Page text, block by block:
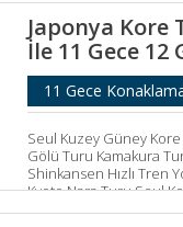
Japonya Kore
İle 11 Gece 12
11 Gece
Seul Kuzey Güney
Gölü Turu Kamakura
Shinkansen Hızlı Tren
Kyoto Nara Turu Seul